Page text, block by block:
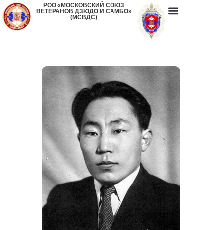
РОО «МОСКОВСКИЙ СОЮЗ
ВЕТЕРАНОВ ДЗЮДО И САМБО»
(МСВДС)